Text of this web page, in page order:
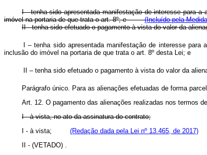
I - tenha sido apresentada manifestação de interesse para
imóvel na portaria de que trata o art. 8º; e(Incluído pela
II - tenha sido efetuado o pagamento à vista do valor da
I – tenha sido apresentada manifestação de interesse
inclusão do imóvel na portaria de que trata o art. 8º desta Lei; e
II – tenha sido efetuado o pagamento à vista do valor da
Parágrafo único. Para as alienações efetuadas de forma
Art. 12. O pagamento das alienações realizadas nos termos
I - à vista, no ato da assinatura do contrato;
I - à vista; (Redação dada pela Lei nº 13.465, de 2017)
II - (VETADO) .